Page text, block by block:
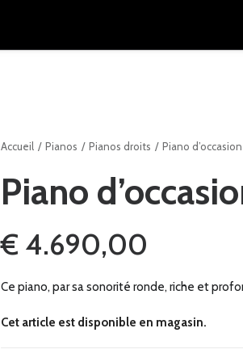
Accueil Pianos Pianos droits Piano d’occasion
Piano
€ 4.690,00
Ce piano, par sa sonorité ronde, riche et
Cet article est disponible en magasin.